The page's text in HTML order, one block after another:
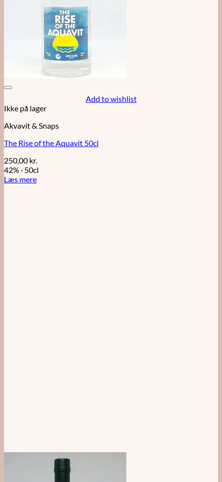
Add to wishlist
Ikke på lager
Akvavit & Snaps
The Rise of the Aquavit 50cl
250,00 kr.
42% · 50cl
Læs mere